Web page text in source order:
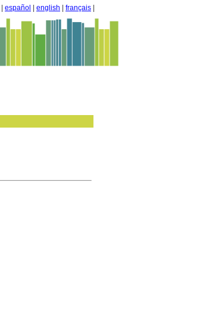
español english français